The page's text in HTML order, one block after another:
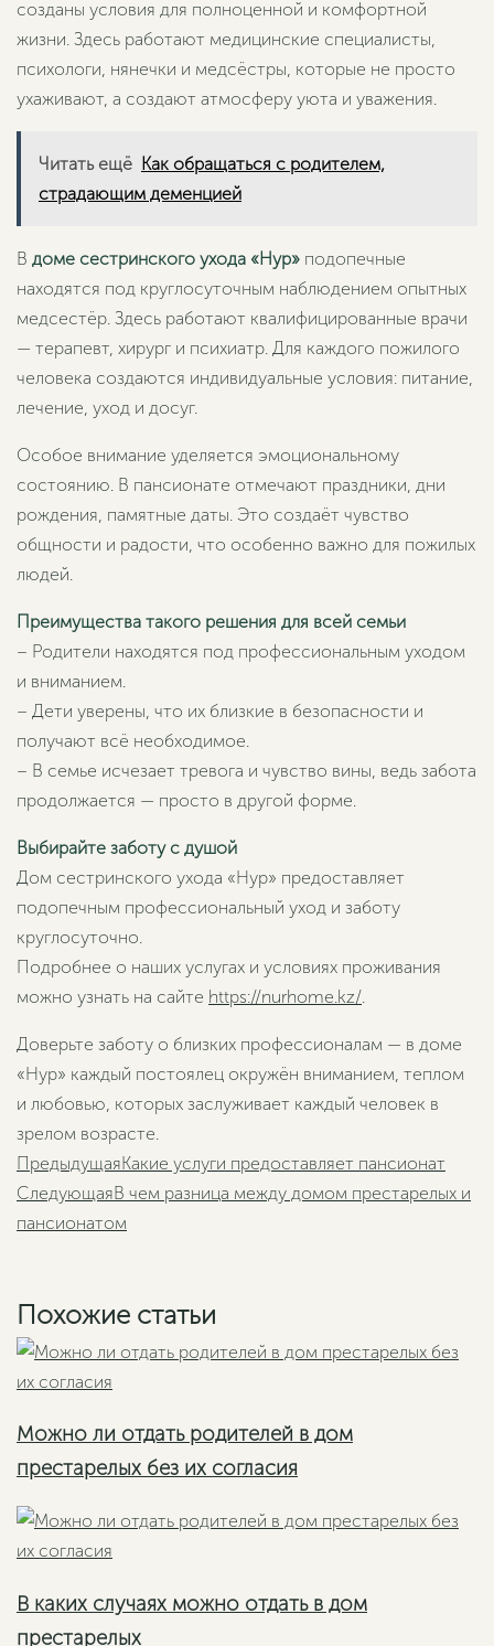
созданы условия для полноценной и комфортной
жизни. Здесь работают медицинские специалисты,
психологи, нянечки и медсёстры, которые не просто
ухаживают, а создают атмосферу уюта и уважения.
Читать ещё Как обращаться с родителем,
страдающим деменцией
В доме сестринского ухода «Нур» подопечные
находятся под круглосуточным наблюдением опытных
медсестёр. Здесь работают квалифицированные врачи
— терапевт, хирург и психиатр. Для каждого пожилого
человека создаются индивидуальные условия: питание,
лечение, уход и досуг.
Особое внимание уделяется эмоциональному
состоянию. В пансионате отмечают праздники, дни
рождения, памятные даты. Это создаёт чувство
общности и радости, что особенно важно для пожилых
людей.
Преимущества такого решения для всей семьи
– Родители находятся под профессиональным уходом
и вниманием.
– Дети уверены, что их близкие в безопасности и
получают всё необходимое.
– В семье исчезает тревога и чувство вины, ведь забота
продолжается — просто в другой форме.
Выбирайте заботу с душой
Дом сестринского ухода «Нур» предоставляет
подопечным профессиональный уход и заботу
круглосуточно.
Подробнее о наших услугах и условиях проживания
можно узнать на сайте https://nurhome.kz/
Доверьте заботу о близких профессионалам — в доме
«Нур» каждый постоялец окружён вниманием, теплом
и любовью, которых заслуживает каждый человек в
зрелом возрасте.
Пред
ПредыдущаяКакие услуги предоставляет пансионат
СледующаяВ чем разница между домом престарелых и
пансионатом
Похожие статьи
Можно ли отдать родителей в дом
престарелых без их согласия
В каких случаях можно отдать в дом
престарелых